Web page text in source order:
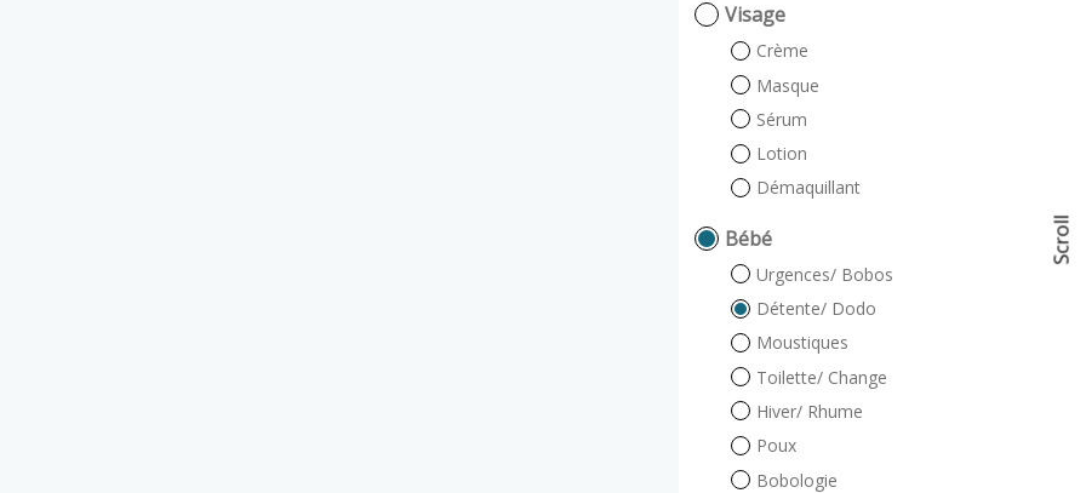
Scroll
Visage
Crème
Masque
Sérum
Lotion
Démaquillant
Bébé
Urgences/ Bobos
Détente/ Dodo
Moustiques
Toilette/ Change
Hiver/ Rhume
Poux
Bobologie